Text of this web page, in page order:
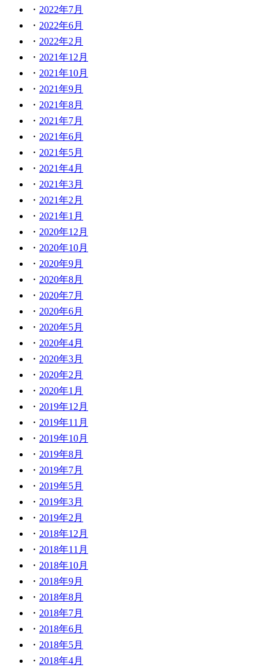
2022年7月
2022年6月
2022年2月
2021年12月
2021年10月
2021年9月
2021年8月
2021年7月
2021年6月
2021年5月
2021年4月
2021年3月
2021年2月
2021年1月
2020年12月
2020年10月
2020年9月
2020年8月
2020年7月
2020年6月
2020年5月
2020年4月
2020年3月
2020年2月
2020年1月
2019年12月
2019年11月
2019年10月
2019年8月
2019年7月
2019年5月
2019年3月
2019年2月
2018年12月
2018年11月
2018年10月
2018年9月
2018年8月
2018年7月
2018年6月
2018年5月
2018年4月